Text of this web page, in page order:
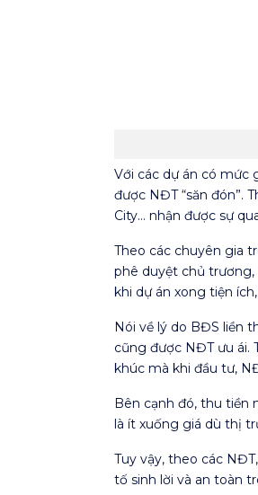
Với các dự án có mức
được NĐT “săn đón”.
City… nhận được sự
Theo các chuyên gia
phê duyệt chủ
khi dự án xong tiện
Nói về lý do BĐS liền
cũng được NĐT ưu ái.
khúc mà khi đầu tư,
Bên cạnh đó, thu tiền
là ít xuống giá dù thị
Tuy vậy, theo các
tố sinh lời và an toàn